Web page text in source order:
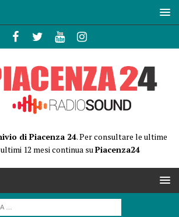
di Piacenza 24. Per consultare le ultime
12 mesi continua suPiacenza24